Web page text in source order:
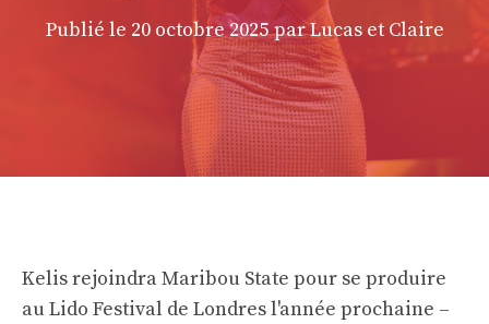
Publié le 20 octobre 2025 par Lucas et Claire
Kelis rejoindra Maribou State pour se produire
au Lido Festival de Londres l'année prochaine –